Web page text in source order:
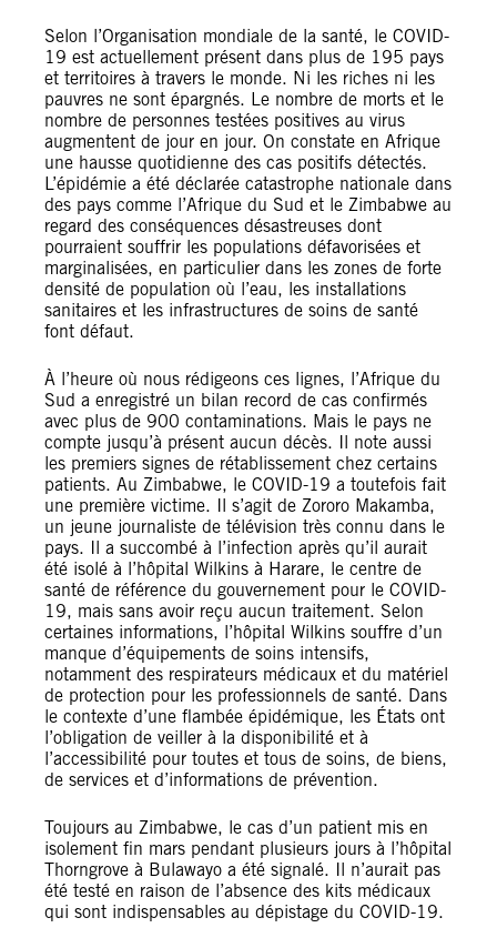
Selon l’Organisation mondiale de la santé, le COVID-
19 est actuellement présent dans plus de 195 pays
et territoires à travers le monde. Ni les riches ni les
pauvres ne sont épargnés. Le nombre de morts et le
nombre de personnes testées positives au virus
augmentent de jour en jour. On constate en Afrique
une hausse quotidienne des cas positifs détectés.
L’épidémie a été déclarée catastrophe nationale dans
des pays comme l’Afrique du Sud et le Zimbabwe au
regard des conséquences désastreuses dont
pourraient souffrir les populations défavorisées et
marginalisées, en particulier dans les zones de forte
densité de population où l’eau, les installations
sanitaires et les infrastructures de soins de santé
font défaut.
À l’heure où nous rédigeons ces lignes, l’Afrique du
Sud a enregistré un bilan record de cas confirmés
avec plus de 900 contaminations. Mais le pays ne
compte jusqu’à présent aucun décès. Il note aussi
les premiers signes de rétablissement chez certains
patients. Au Zimbabwe, le COVID-19 a toutefois fait
une première victime. Il s’agit de Zororo Makamba,
un jeune journaliste de télévision très connu dans le
pays. Il a succombé à l’infection après qu’il aurait
été isolé à l’hôpital Wilkins à Harare, le centre de
santé de référence du gouvernement pour le COVID-
19, mais sans avoir reçu aucun traitement. Selon
certaines informations, l’hôpital Wilkins souffre d’un
manque d’équipements de soins intensifs,
notamment des respirateurs médicaux et du matériel
de protection pour les professionnels de santé. Dans
le contexte d’une flambée épidémique, les États ont
l’obligation de veiller à la disponibilité et à
l’accessibilité pour toutes et tous de soins, de biens,
de services et d’informations de prévention.
Toujours au Zimbabwe, le cas d’un patient mis en
isolement fin mars pendant plusieurs jours à l’hôpital
Thorngrove à Bulawayo a été signalé. Il n’aurait pas
été testé en raison de l’absence des kits médicaux
qui sont indispensables au dépistage du COVID-19.